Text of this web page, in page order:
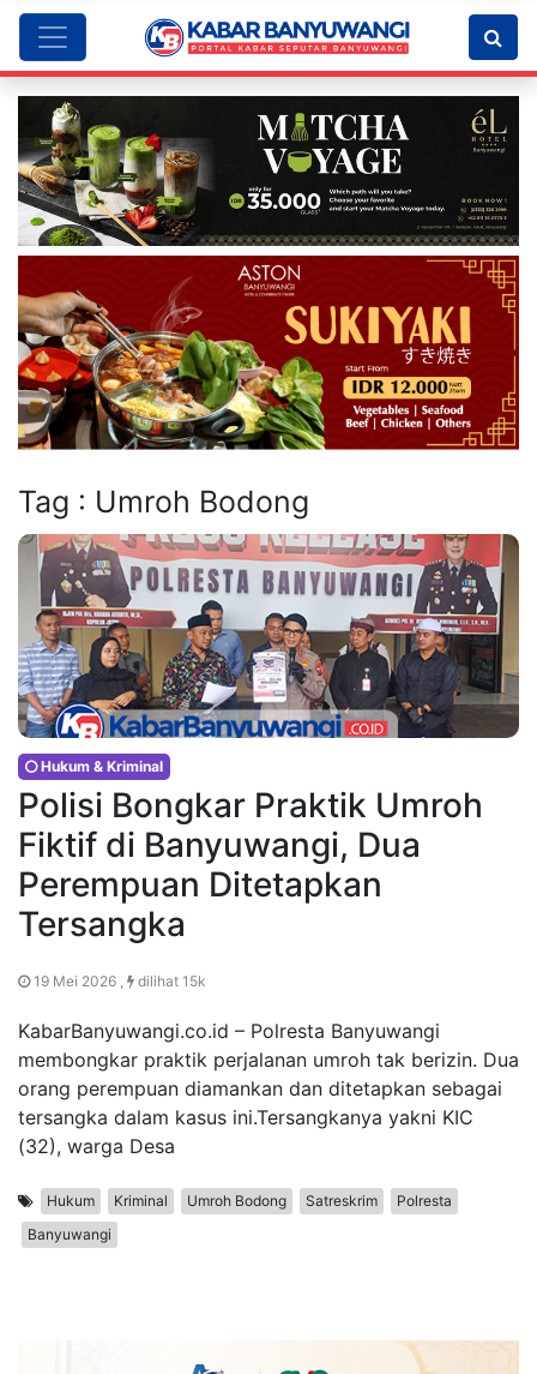
Tag : Umroh Bodong
Hukum & Kriminal
Polisi Bongkar Praktik Umroh
Fiktif di Banyuwangi, Dua
Perempuan Ditetapkan
Tersangka
19 Mei 2026 , dilihat 15k
KabarBanyuwangi.co.id – Polresta Banyuwangi
membongkar praktik perjalanan umroh tak berizin. Dua
orang perempuan diamankan dan ditetapkan sebagai
tersangka dalam kasus ini.Tersangkanya yakni KIC
(32), warga Desa
Hukum Kriminal Umroh Bodong Satreskrim
Polresta
Banyuwangi